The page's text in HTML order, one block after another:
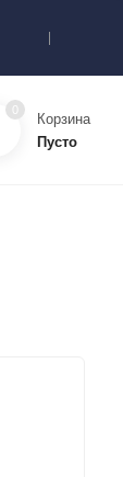
0
Корзина
Пусто